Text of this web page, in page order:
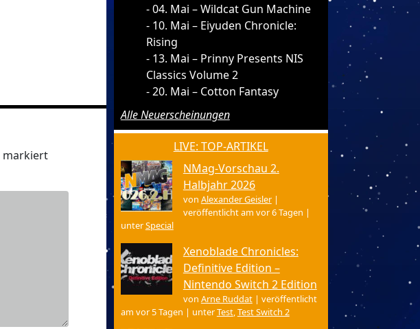
markiert
04. Mai – Wildcat Gun Machine
10. Mai – Eiyuden Chronicle:
Rising
13. Mai – Prinny Presents NIS
Classics Volume 2
20. Mai – Cotton Fantasy
Alle Neuerscheinungen
LIVE: TOP-ARTIKEL
NMag-Vorschau 2.
Halbjahr 2026
von Alexander Geisler|
veröffentlicht am vor 6 Tagen |
unterSpecial
Xenoblade Chronicles:
Definitive Edition –
Nintendo Switch 2 Edition
von Arne Ruddat| veröffentlicht
am vor 5 Tagen | unterTest,Test Switch 2